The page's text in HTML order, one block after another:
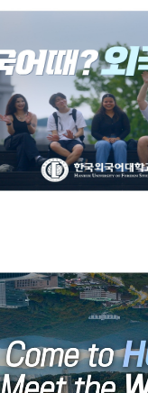
외국어대학교
외국어때? 외
Official
Video